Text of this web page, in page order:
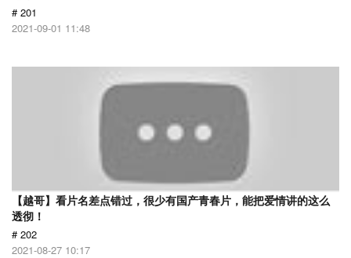
# 201
2021-09-01 11:48
【越哥】看片名差点错过，很少有国产青春片，能把爱情讲的这么
透彻！
# 202
2021-08-27 10:17